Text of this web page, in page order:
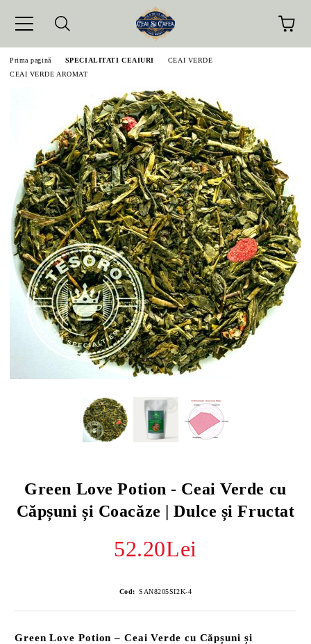
Prima pagină SPECIALITATI CEAIURI
CEAI VERDE
CEAI VERDE AROMAT
Green Love Potion - Ceai Verde cu
Căpșuni și Coacăze | Dulce și Fructat
52.20Lei
Cod: SAN8205SI2K-4
Green Love Potion – Ceai Verde cu Căpșuni și